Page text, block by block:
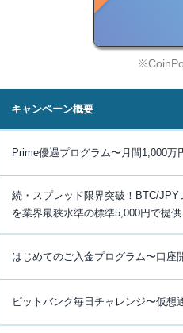
キャンペーン概要
Prime優遇プログラム〜月間1,000
続・スプレッド限界突破！BTC/
を業界最狭水準の標準5,000円で提供
はじめてのご入金プログラム〜口座
ビットバンク毎日チャレンジ〜仮想